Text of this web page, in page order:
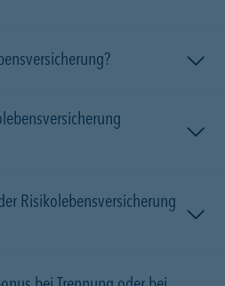
Risikolebensversicherung